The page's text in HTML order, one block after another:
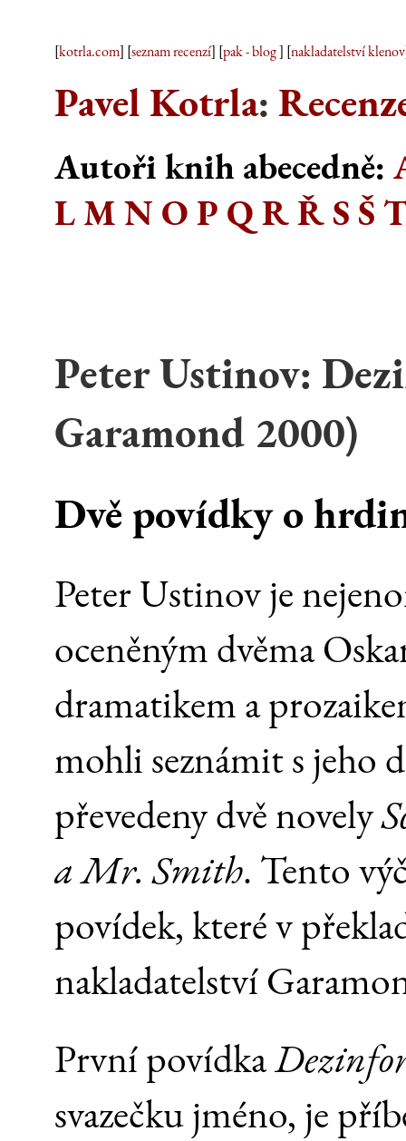
[kotrla.com] [seznam recenzí] [pak - blog] [nakladatelství klenov
Pavel Kotrla:
Autoři knih abecedně:
LMNOP QRŘS Š
Peter Ustinov:
Garamond 2000)
Dvě povídky o
Peter Ustinov je
oceněným dvěma
dramatikem a
mohli seznámit s jeho
převedeny dvě novely
a Mr. Smith. Tento
povídek, které v
nakladatelství
První povídka
svazečku jméno, je